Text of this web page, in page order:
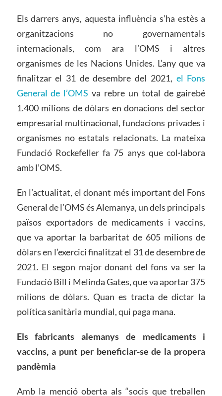
Els darrers anys, aquesta influència s’ha estès a
organitzacions no governamentals
internacionals, com ara l’OMS i altres
organismes de les Nacions Unides. L’any que va
finalitzar el 31 de desembre del 2021, el Fons
General de l’OMS va rebre un total de gairebé
1.400 milions de dòlars en donacions del sector
empresarial multinacional, fundacions privades i
organismes no estatals relacionats. La mateixa
Fundació Rockefeller fa 75 anys que col·labora
amb l’OMS.
En l’actualitat, el donant més important del Fons
General de l’OMS és Alemanya, un dels principals
països exportadors de medicaments i vaccins,
que va aportar la barbaritat de 605 milions de
dòlars en l’exercici finalitzat el 31 de desembre de
2021. El segon major donant del fons va ser la
Fundació Bill i Melinda Gates, que va aportar 375
milions de dòlars. Quan es tracta de dictar la
política sanitària mundial, qui paga mana.
Els fabricants alemanys de medicaments i
vaccins, a puntper beneficiar-se de la propera
pandèmia
Amb la menció oberta als “socis que treballen